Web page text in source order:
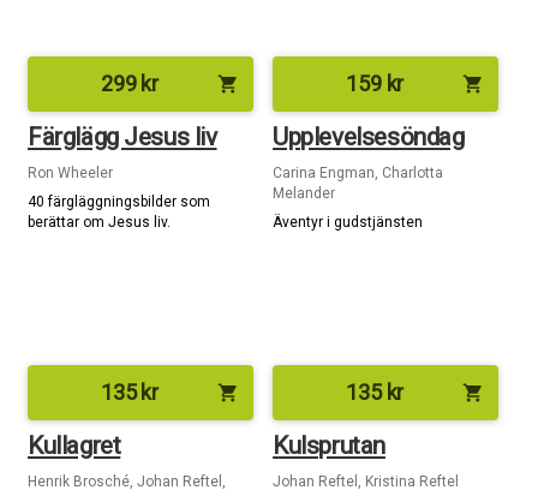
299kr shopping_cart
Färglägg Jesus liv
Ron Wheeler
40 färgläggningsbilder som
berättar om Jesus liv.
159 kr shopping_cart
Upplevelsesöndag
Carina Engman, Charlotta
Melander
Äventyr i gudstjänsten
135kr shopping_cart
Kullagret
Henrik Brosché, Johan Reftel,
135kr shopping_cart
Kulsprutan
Johan Reftel, Kristina Reftel